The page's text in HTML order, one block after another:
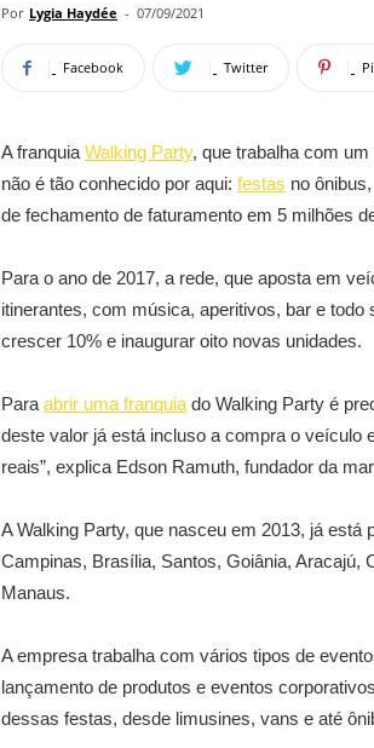
Por Lygia Haydée - 07/09/2021
Facebook Twitter
A franquia Walking Party, que trabalha com
não é tão conhecido por aqui: festas no
de fechamento de faturamento em 5 milhões
Para o ano de 2017, a rede, que aposta em
itinerantes, com música, aperitivos, bar e
crescer 10% e inaugurar oito novas unidades.
Para abrir uma franquia do Walking Party é
deste valor já está incluso a compra o veículo
reais”, explica Edson Ramuth, fundador da
A Walking Party, que nasceu em 2013, já
Campinas, Brasília, Santos, Goiânia,
Manaus.
A empresa trabalha com vários tipos de
lançamento de produtos e eventos
dessas festas, desde limusines, vans e até